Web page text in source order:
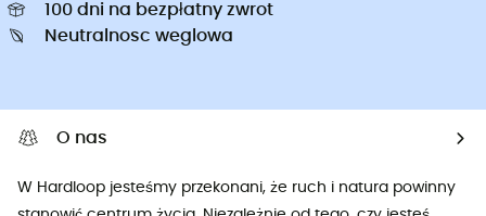
100 dni na bezpłatny zwrot
Neutralnosc weglowa
O nas
W Hardloop jesteśmy przekonani, że ruch i natura powinny